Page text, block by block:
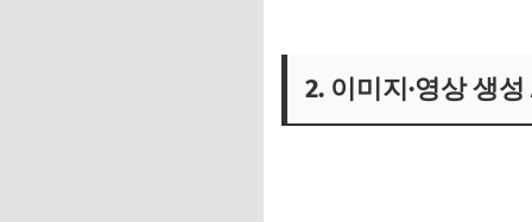
2. 이미지·영상 생